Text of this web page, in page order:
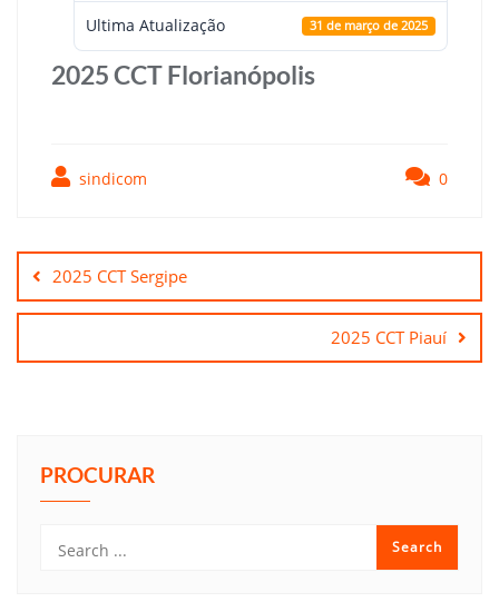
Ultima Atualização 31 de março de 2025
2025 CCT Florianópolis
sindicom 0
de
Post2025 CCT Sergipe
2025 CCT Piauí
PROCURAR